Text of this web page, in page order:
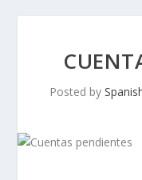
Posted by